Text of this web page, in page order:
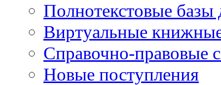
Полнотекстовые
Виртуальные
Справочно-правовые
Новые поступления